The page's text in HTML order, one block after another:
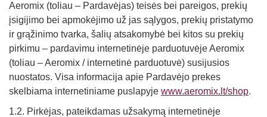
Straipsniai
Sėkmės istorijos
Atsiliepimai
Kontaktai
Aeromix (toliau – Pardavėjas) teisės bei pareigos, prekių
įsigijimo bei apmokėjimo už jas sąlygos, prekių pristatymo
ir grąžinimo tvarka, šalių atsakomybė bei kitos su prekių
pirkimu – pardavimu internetinėje parduotuvėje Aeromix
(toliau – Aeromix / internetinė parduotuvė) susijusios
nuostatos. Visa informacija apie Pardavėjo prekes
skelbiama internetiniame puslapyje www.aeromix.lt/shop.
1.2. Pirkėjas, pateikdamas užsakymą internetinėje